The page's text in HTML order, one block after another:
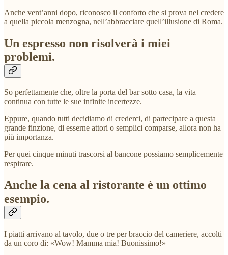
Anche vent’anni dopo, riconosco il conforto che si prova nel credere
a quella piccola menzogna, nell’abbracciare quell’illusione di Roma.
Un espresso non risolverà i miei
problemi.
So perfettamente che, oltre la porta del bar sotto casa, la vita
continua con tutte le sue infinite incertezze.
Eppure, quando tutti decidiamo di crederci, di partecipare a questa
grande finzione, di esserne attori o semplici comparse, allora non ha
più importanza.
Per quei cinque minuti trascorsi al bancone possiamo semplicemente
respirare.
Anche la cena al ristorante è un ottimo
esempio.
I piatti arrivano al tavolo, due o tre per braccio del cameriere, accolti
da un coro di: «Wow! Mamma mia! Buonissimo!»